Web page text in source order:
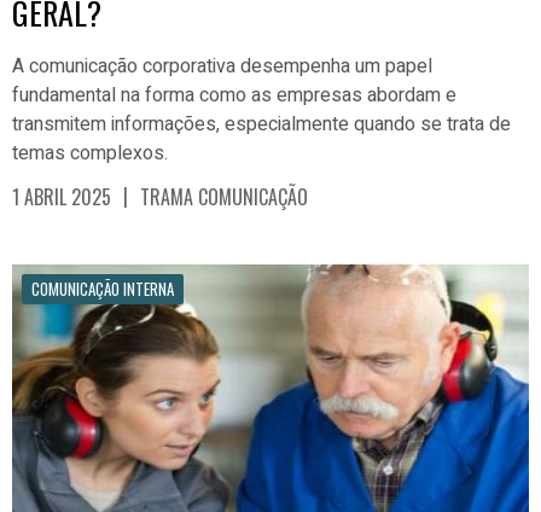
GERAL?
A comunicação corporativa desempenha um papel
fundamental na forma como as empresas abordam e
transmitem informações, especialmente quando se trata de
temas complexos.
1 ABRIL 2025 | TRAMA COMUNICAÇÃO
COMUNICAÇÃO INTERNA